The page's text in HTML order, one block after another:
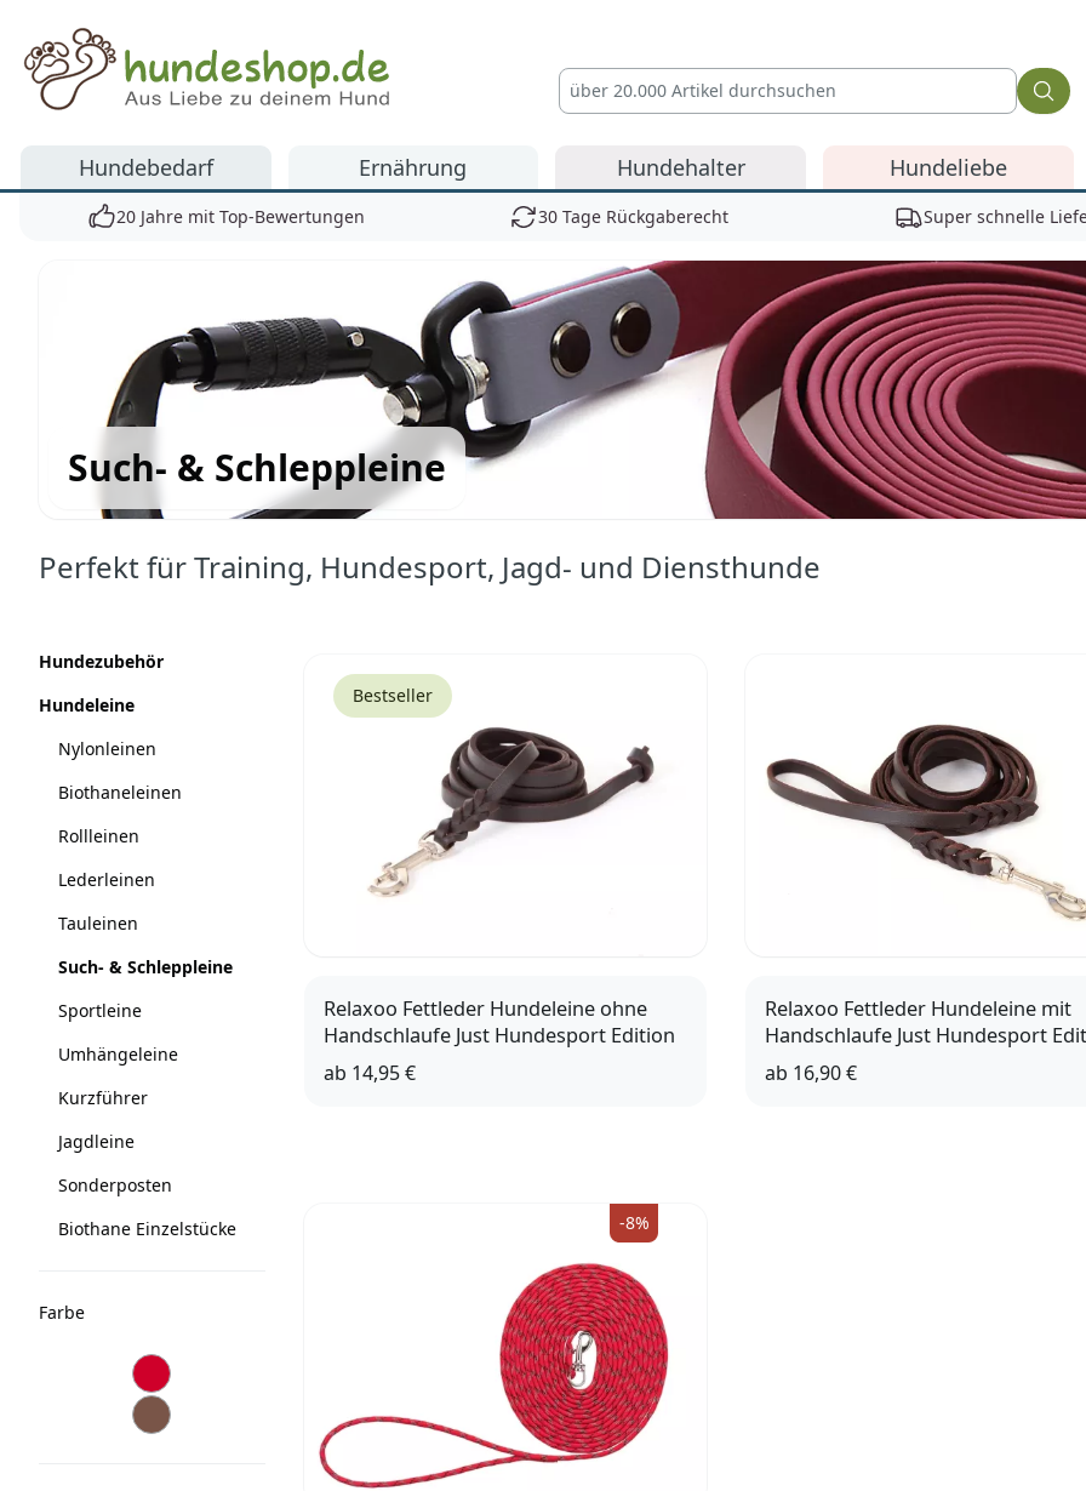
Hundeshop.de
Hundebedarf Ernährung Hundehalter Hundeliebe
20 Jahre mit Top-Bewertungen 30 Tage Rückgaberecht Super schnelle
Such- & Schleppleine
Perfekt für Training, Hundesport, Jagd- und Diensthunde
Kategorien
Hundezubehör
Hundeleine
Nylonleinen
Biothaneleinen
Rollleinen
Lederleinen
Tauleinen
Such- & Schleppleine
Sportleine
Umhängeleine
Kurzführer
Jagdleine
Sonderposten
Biothane Einzelstücke
Farbe
rot
braun
Bestseller
Relaxoo Fettleder Hundeleine ohne
Handschlaufe Just Hundesport Edition
ab 14,95 €
Relaxoo Fettleder Hundeleine mit
Handschlaufe Just Hundesport
ab 16,90 €
-8%